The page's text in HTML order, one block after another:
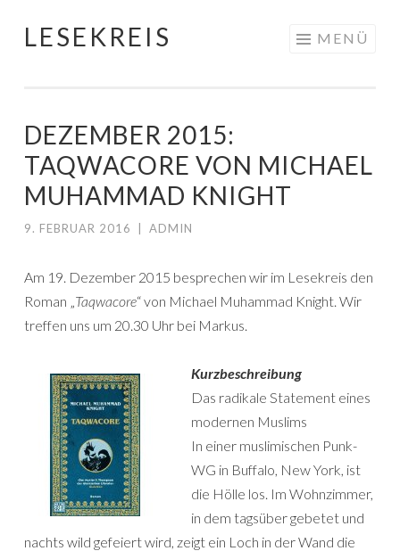
Springe
LESEKREIS MENÜ
DEZEMBER 2015:
TAQWACORE VON MICHAEL
MUHAMMAD KNIGHT
9. FEBRUAR 2016 ADMIN
Am 19. Dezember 2015 besprechen wir im Lesekreis den
Roman „Taqwacore“ von Michael Muhammad Knight. Wir
treffen uns um 20.30 Uhr bei Markus.
Kurzbeschreibung
Das radikale Statement eines
modernen Muslims
In einer muslimischen Punk-
WG in Buffalo, New York, ist
die Hölle los. Im Wohnzimmer,
in dem tagsüber gebetet und
nachts wild gefeiert wird, zeigt ein Loch in der Wand die